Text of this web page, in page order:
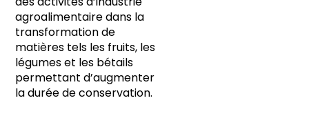
agroalimentaire dans la
transformation de
matières tels les fruits, les
légumes et les bétails
permettant d’augmenter
la durée de conservation.